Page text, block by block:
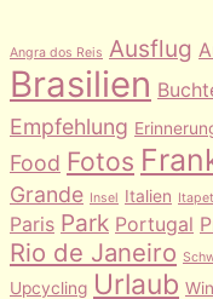
Angra dos Reis Ausflug
Brasilien
Empfehlung
Food Fotos
Grande Insel Italien
Paris Park Portugal
Rio de Janeiro
Upcycling Urlaub